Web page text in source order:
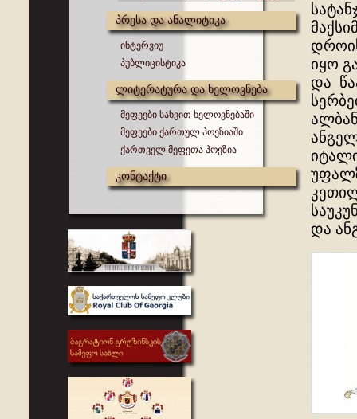
პრესა და ანალიტიკა
ინტერვიუ
პუბლიცისტიკა
ლიტერატურა და ხელოვნება
მეფეები სახვით ხელოვნებაში
მეფეები ქართულ პოეზიაში
ქართველ მეფეთა პოეზია
კონტაქტი
იყო
და
და